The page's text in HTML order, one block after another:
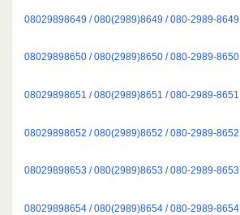
08029898649 / 080(2989)8649 / 080-2989-8649
08029898650 / 080(2989)8650 / 080-2989-8650
08029898651 / 080(2989)8651 / 080-2989-8651
08029898652 / 080(2989)8652 / 080-2989-8652
08029898653 / 080(2989)8653 / 080-2989-8653
08029898654 / 080(2989)8654 / 080-2989-8654